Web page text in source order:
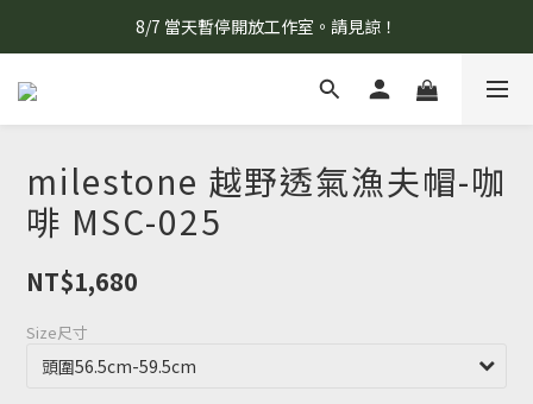
8/7 當天暫停開放工作室。請見諒！
8/7 當天暫停開放工作室。請見諒！
工作室平日開放日期，請點擊此連結。
8/7 當天暫停開放工作室。請見諒！
milestone 越野透氣漁夫帽-咖
啡 MSC-025
NT$1,680
Size尺寸